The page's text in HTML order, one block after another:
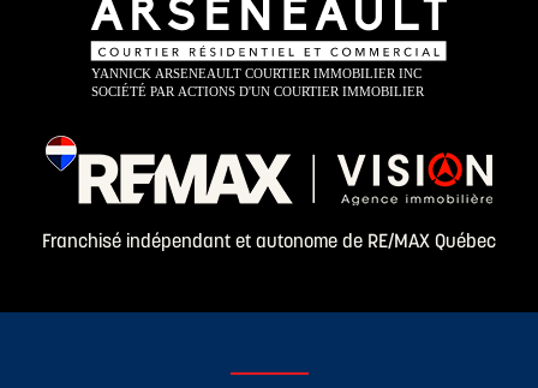
Franchisé indépendant et autonome de RE/MAX Québec